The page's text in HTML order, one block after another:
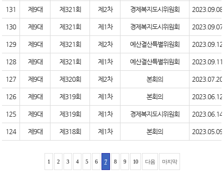
131 제9대 제321회 제2차 경제복지도시위원회 2023.09.08
130 제9대 제321회 제1차 경제복지도시위원회 2023.09.07
129 제9대 제321회 제2차 예산결산특별위원회 2023.09.12
128 제9대 제321회 제1차 예산결산특별위원회 2023.09.11
127 제9대 제320회 제2차 본회의 2023.07.20
126 제9대 제319회 제1차 본회의 2023.06.12
125 제9대 제319회 제1차 경제복지도시위원회 2023.06.14
124 제9대 제318회 제1차 본회의 2023.05.09
1 2 3 4 5 6 7 8 9 10 다음 마지막